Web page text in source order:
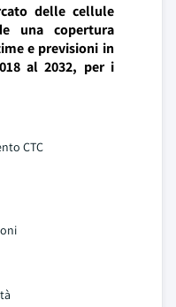
delle cellule
una copertura
e previsioni in
al 2032, per i
CTC